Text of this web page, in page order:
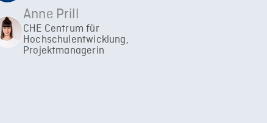
Anne Prill
CHE Centrum für
Hochschulentwicklung,
Projektmanagerin